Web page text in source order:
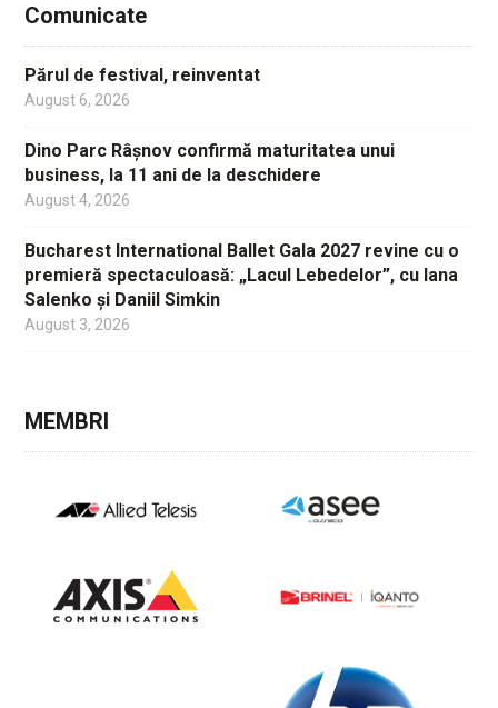
Comunicate
Părul de festival, reinventat
August 6, 2026
Dino Parc Râșnov confirmă maturitatea unui
business, la 11 ani de la deschidere
August 4, 2026
Bucharest International Ballet Gala 2027 revine cu o
premieră spectaculoasă: „Lacul Lebedelor”, cu Iana
Salenko și Daniil Simkin
August 3, 2026
MEMBRI